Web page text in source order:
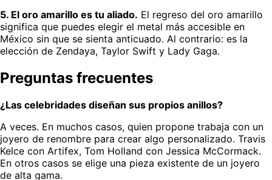
5. El oro amarillo es tu aliado. El regreso del oro amarillo
significa que puedes elegir el metal más accesible en
México sin que se sienta anticuado. Al contrario: es la
elección de Zendaya, Taylor Swift y Lady Gaga.
Preguntas frecuentes
¿Las celebridades diseñan sus propios anillos?
A veces. En muchos casos, quien propone trabaja con un
joyero de renombre para crear algo personalizado. Travis
Kelce con Artifex, Tom Holland con Jessica McCormack.
En otros casos se elige una pieza existente de un joyero
de alta gama.